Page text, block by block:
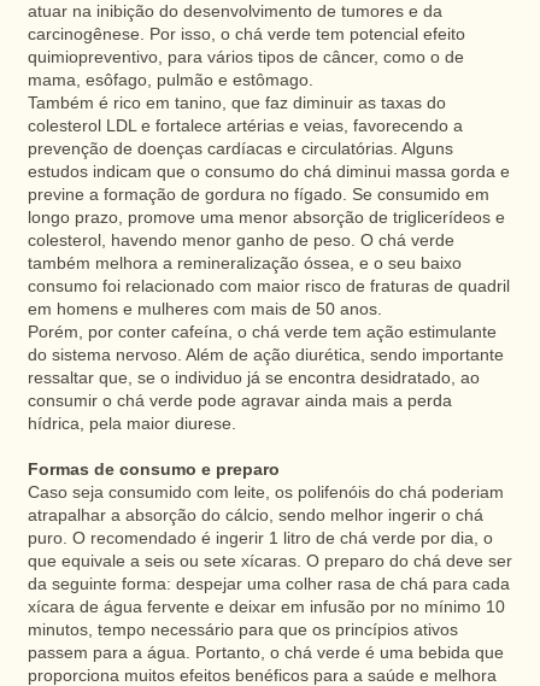
atuar na inibição do desenvolvimento de tumores e da
carcinogênese. Por isso, o chá verde tem potencial efeito
quimiopreventivo, para vários tipos de câncer, como o de
mama, esôfago, pulmão e estômago.
Também é rico em tanino, que faz diminuir as taxas do
colesterol LDL e fortalece artérias e veias, favorecendo a
prevenção de doenças cardíacas e circulatórias. Alguns
estudos indicam que o consumo do chá diminui massa gorda e
previne a formação de gordura no fígado. Se consumido em
longo prazo, promove uma menor absorção de triglicerídeos e
colesterol, havendo menor ganho de peso. O chá verde
também melhora a remineralização óssea, e o seu baixo
consumo foi relacionado com maior risco de fraturas de quadril
em homens e mulheres com mais de 50 anos.
Porém, por conter cafeína, o chá verde tem ação estimulante
do sistema nervoso. Além de ação diurética, sendo importante
ressaltar que, se o individuo já se encontra desidratado, ao
consumir o chá verde pode agravar ainda mais a perda
hídrica, pela maior diurese.
Formas de consumo e preparo
Caso seja consumido com leite, os polifenóis do chá poderiam
atrapalhar a absorção do cálcio, sendo melhor ingerir o chá
puro. O recomendado é ingerir 1 litro de chá verde por dia, o
que equivale a seis ou sete xícaras. O preparo do chá deve ser
da seguinte forma: despejar uma colher rasa de chá para cada
xícara de água fervente e deixar em infusão por no mínimo 10
minutos, tempo necessário para que os princípios ativos
passem para a água. Portanto, o chá verde é uma bebida que
proporciona muitos efeitos benéficos para a saúde e melhora